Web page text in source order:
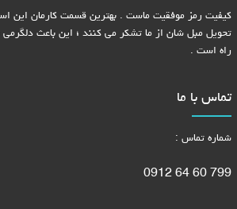
کیفیت رمز موفقیت ماست . بهترین قسمت کارمان این
تحویل مبل شان از ما تشکر می کنند ؛ این باعث دلگرمی
راه است .
تماس با ما
شماره تماس :
799 60 64 0912